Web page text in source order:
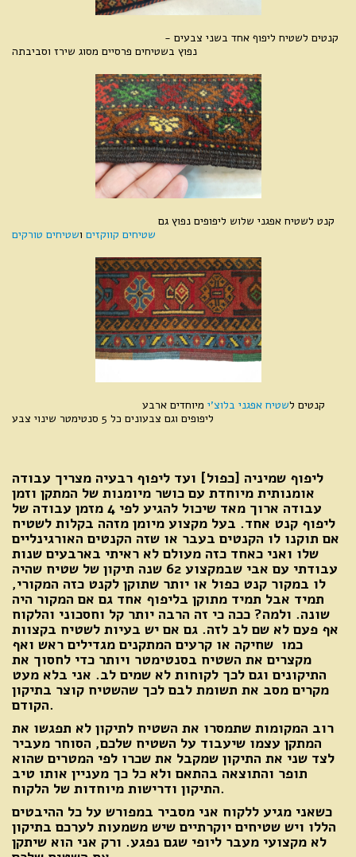
נפוץ בשטיחים פרסיים מסוג שירז וסביבתה
קנט לשטיח אפגני שלוש ליפופים נפוץ גם
שטיחים קווקזים ושטיחים טורקים
קנטים לשטיח אפגני בלוצ'י מיוחדים ארבע
ליפופים וגם צבעונים כל 5 סנטימטר שינוי צבע
ליפוף שמיניה [כפול] ועד ליפוף רבעיה מצריך עבודה
אומנותית מיוחדת עם כושר מיומנות של המתקן וזמן
עבודה ארוך מאד שיכול להגיע לפי 4 מזמן עבודה של
ליפוף קנט אחד. בעל מקצוע מיומן מזהה בקלות לשטיח
אם תוקנו לו הקנטים בעבר או שזה הקנטים האורגינליים
שלו ואני כאחד כזה מעולם לא ראיתי בארבעים שנות
עבודתי עם אבי שבמקצוע 62 שנה תיקון של שטיח שהיה
לו במקור קנט כפול או יותר שתוקן לקנט כזה המקורי,
תמיד אבל תמיד מתוקן בליפוף אחד גם אם המקור היה
שונה. ולמה? ככה כי זה הרבה יותר קל וחסכוני והלקוח
אף פעם לא שם לב לזה. גם אם יש בעיות לשטיח בקצוות
כמו שחיקה או קרעים המתקנים מגדילים ראש ואף
מקצרים את השטיח בסנטימטר ויותר כדי לחסוך את
התיקונים וגם לכך לקוחות לא שמים לב. אני בלא מעט
מקרים מסב את תשומת לבם לכך שהשטיח קוצר בתיקון
הקודם.
רוב המקומות שתמסרו את השטיח לתיקון לא תפגשו את
המתקן עצמו שיעבוד על השטיח שלכם, הסוחר מעביר
לצד שני את התיקון שמקבל את שכרו לפי המטרים שהוא
תופר והתוצאה בהתאם ולא כל כך מעניין אותו טיב
התיקון ודרישות מיוחדות של הלקוח.
כשאני מגיע ללקוח אני מסביר במפורש על כל ההיבטים
הללו ויש שטיחים יוקרתיים שיש משמעות לערכם בתיקון
לא מקצועי מעבר ליופי שגם נפגע. ורק אני הוא שיתקן